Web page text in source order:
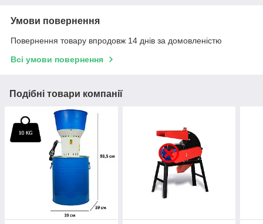
Умови повернення
Повернення товару впродовж 14 днів за домовленістю
Всі умови повернення
Подібні товари компанії